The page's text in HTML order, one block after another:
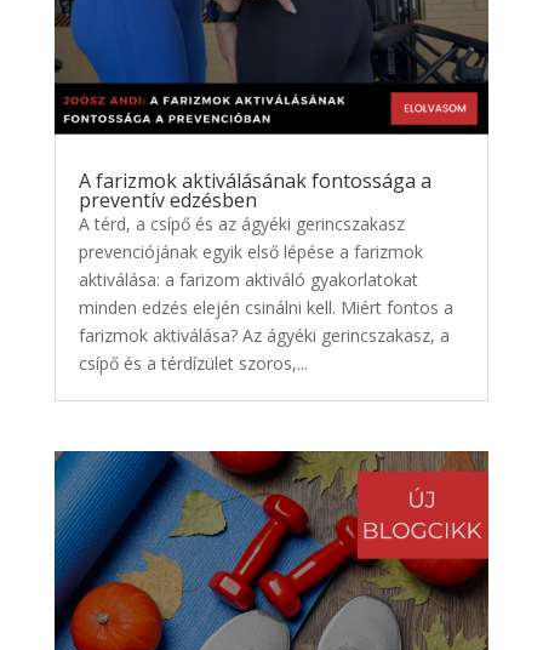
A farizmok aktiválásának fontossága a
preventív edzésben
A térd, a csípő és az ágyéki gerincszakasz
prevenciójának egyik első lépése a farizmok
aktiválása: a farizom aktiváló gyakorlatokat
minden edzés elején csinálni kell. Miért fontos a
farizmok aktiválása? Az ágyéki gerincszakasz, a
csípő és a térdízület szoros,...